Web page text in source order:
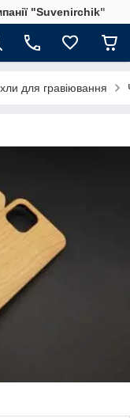
"Suvenirchik"
для гравіювання